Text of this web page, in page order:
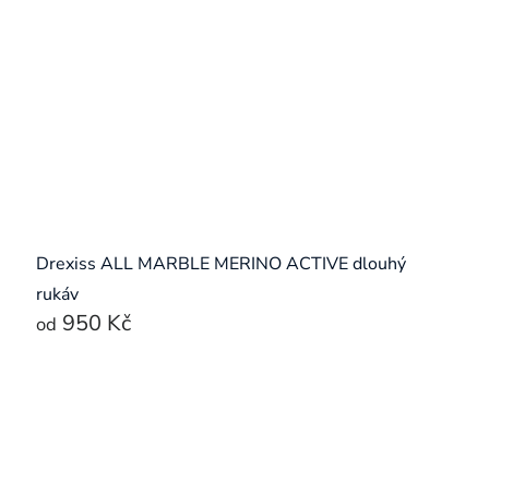
Drexiss ALL MARBLE MERINO ACTIVE dlouhý
rukáv
od 950 Kč